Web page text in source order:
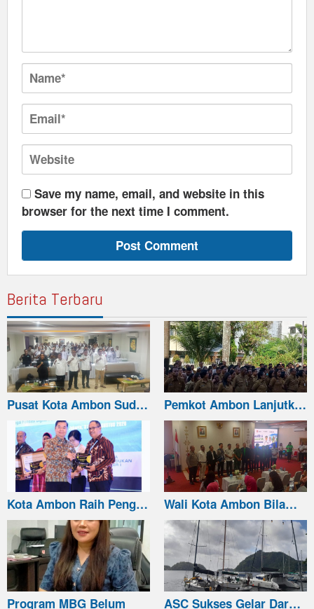
Save my name, email, and website in this
browser for the next time I comment.
Berita Terbaru
Pusat Kota Ambon Sud… Pemkot Ambon Lanjutk…
Kota Ambon Raih Peng… Wali Kota Ambon Bila…
Program MBG Belum ASC Sukses Gelar Dar…